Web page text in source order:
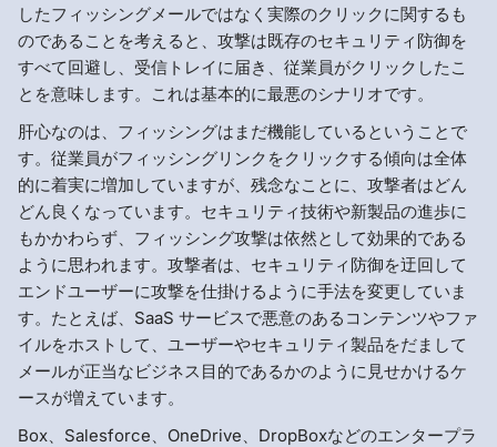
したフィッシングメールではなく実際のクリックに関するも
のであることを考えると、攻撃は既存のセキュリティ防御を
すべて回避し、受信トレイに届き、従業員がクリックしたこ
とを意味します。これは基本的に最悪のシナリオです。
肝心なのは、フィッシングはまだ機能しているということで
す。従業員がフィッシングリンクをクリックする傾向は全体
的に着実に増加していますが、残念なことに、攻撃者はどん
どん良くなっています。セキュリティ技術や新製品の進歩に
もかかわらず、フィッシング攻撃は依然として効果的である
ように思われます。攻撃者は、セキュリティ防御を迂回して
エンドユーザーに攻撃を仕掛けるように手法を変更していま
す。たとえば、SaaS サービスで悪意のあるコンテンツやファ
イルをホストして、ユーザーやセキュリティ製品をだまして
メールが正当なビジネス目的であるかのように見せかけるケ
ースが増えています。
Box、Salesforce、OneDrive、DropBoxなどのエンタープラ